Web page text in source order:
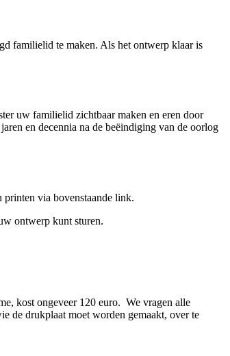
familielid te maken. Als het ontwerp klaar is
uw familielid zichtbaar maken en eren door
en decennia na de beëindiging van de oorlog
via bovenstaande link.
ontwerp kunt sturen.
kost ongeveer 120 euro. We vragen alle
de drukplaat moet worden gemaakt, over te